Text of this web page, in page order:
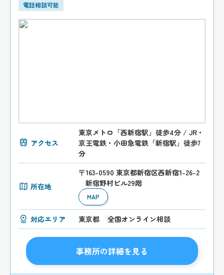
電話相談可能
アクセス
東京メトロ「西新宿駅」徒歩4分 / JR・
京王電鉄・小田急電鉄「新宿駅」徒歩7
分
所在地
〒163-0590 東京都新宿区西新宿1-26-2
新宿野村ビル29階
MAP
対応エリア 東京都 全国オンライン相談
事務所の詳細を見る